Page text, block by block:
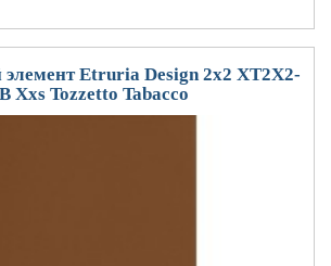
Etruria Design 2x2 XT2X2-
Xxs Tozzetto Tabacco